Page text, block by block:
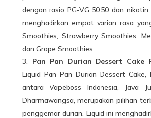
dengan rasio PG-VG 50:50 dan nikotin
menghadirkan empat varian rasa
Smoothies, Strawberry Smoothies,
dan Grape Smoothies.
Pan Pan Durian Dessert Cake
Liquid Pan Pan Durian Dessert Cake,
antara Vapeboss Indonesia, Java
Dharmawangsa, merupakan pilihan
penggemar durian. Liquid ini